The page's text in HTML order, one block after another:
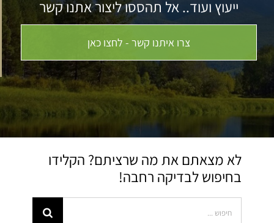
ייעוץ ועוד.. אל תהססו ליצור אתנו קשר
צרו איתנו קשר - לחצו כאן
לא מצאתם את מה שרציתם? הקלידו
בחיפוש לבדיקה רחבה!
Search
for: